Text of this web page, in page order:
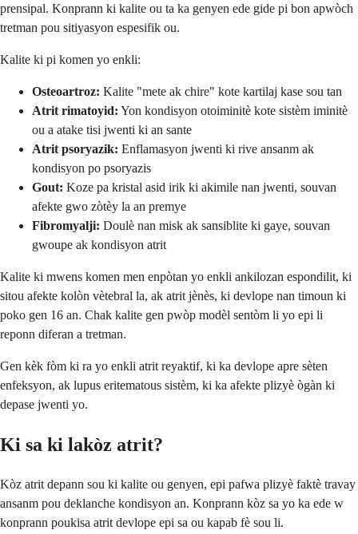
prensipal. Konprann ki kalite ou ta ka genyen ede gide pi bon apwòch
tretman pou sitiyasyon espesifik ou.
Kalite ki pi komen yo enkli:
Osteoartroz: Kalite "mete ak chire" kote kartilaj kase sou tan
Atrit rimatoyid: Yon kondisyon otoiminitè kote sistèm iminitè
ou a atake tisi jwenti ki an sante
Atrit psoryazik: Enflamasyon jwenti ki rive ansanm ak
kondisyon po psoryazis
Gout: Koze pa kristal asid irik ki akimile nan jwenti, souvan
afekte gwo zòtèy la an premye
Fibromyalji: Doulè nan misk ak sansiblite ki gaye, souvan
gwoupe ak kondisyon atrit
Kalite ki mwens komen men enpòtan yo enkli ankilozan espondilit, ki
sitou afekte kolòn vètebral la, ak atrit jènès, ki devlope nan timoun ki
poko gen 16 an. Chak kalite gen pwòp modèl sentòm li yo epi li
reponn diferan a tretman.
Gen kèk fòm ki ra yo enkli atrit reyaktif, ki ka devlope apre sèten
enfeksyon, ak lupus eritematous sistèm, ki ka afekte plizyè ògàn ki
depase jwenti yo.
Ki sa ki lakòz atrit?
Kòz atrit depann sou ki kalite ou genyen, epi pafwa plizyè faktè travay
ansanm pou deklanche kondisyon an. Konprann kòz sa yo ka ede w
konprann poukisa atrit devlope epi sa ou kapab fè sou li.